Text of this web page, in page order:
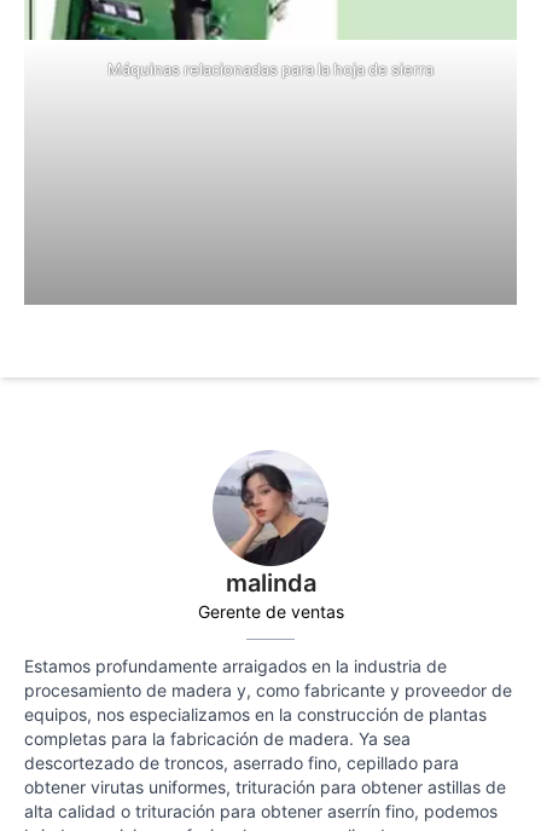
malinda
Gerente de ventas
Estamos profundamente arraigados en la industria de
procesamiento de madera y, como fabricante y proveedor de
equipos, nos especializamos en la construcción de plantas
completas para la fabricación de madera. Ya sea
descortezado de troncos, aserrado fino, cepillado para
obtener virutas uniformes, trituración para obtener astillas de
alta calidad o trituración para obtener aserrín fino, podemos
Máquinas relacionadas para la hoja de sierra